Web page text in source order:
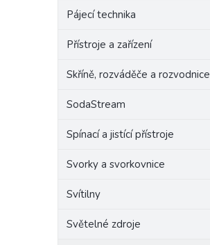
Pájecí technika
Přístroje a zařízení
Skříně, rozváděče a rozvodnice
SodaStream
Spínací a jistící přístroje
Svorky a svorkovnice
Svítilny
Světelné zdroje